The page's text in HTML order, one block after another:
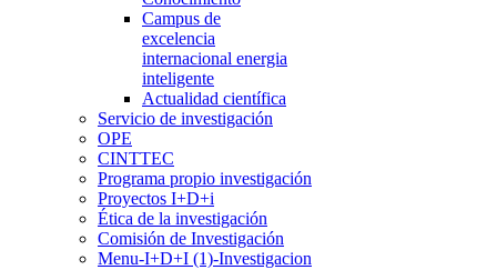
Campus de
excelencia
internacional energia
inteligente
Actualidad científica
Servicio de investigación
OPE
CINTTEC
Programa propio investigación
Proyectos I+D+i
Ética de la investigación
Comisión de Investigación
Menu-I+D+I (1)-Investigacion